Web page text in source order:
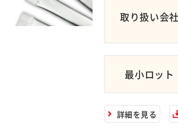
取り扱い会社
最小ロット
詳細を見る